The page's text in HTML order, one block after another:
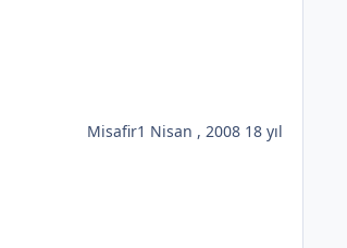
Misafir1 Nisan , 2008 18 yıl